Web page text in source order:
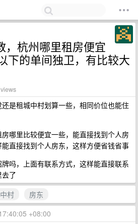
，杭州哪里租房便宜
下的单间独卫，有比较大
是租城中村划算一些，相同价位也能住
哪里比较便宜一些，能直接找到个人房
直接找到个人房东，这样方便省钱省事
吗，上面有联系方式，这样能直接联系
了
村
房东
+08:00